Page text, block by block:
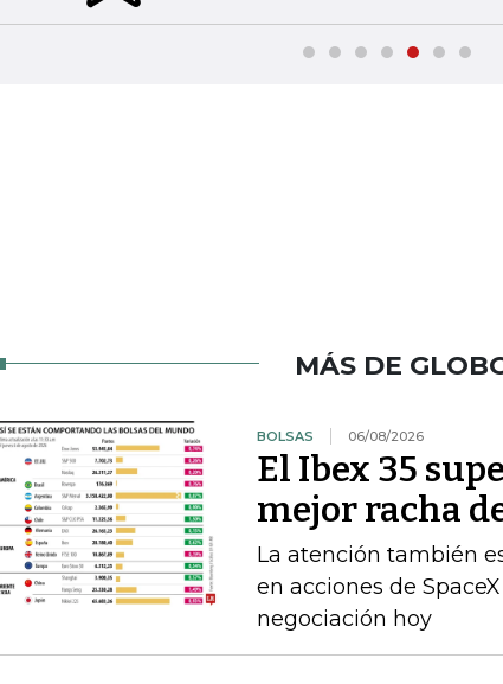
MÁS DE
BOLSAS 06/08/2026
El Ibex 35
mejor racha
La atención también
en acciones de
negociación hoy